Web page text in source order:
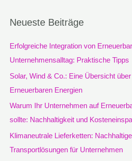
h
e
n
Neueste Beiträge
Erfolgreiche Integration von
Unternehmensalltag: Praktische Tipps
Solar, Wind & Co.: Eine Übersicht
Erneuerbaren Energien
Warum Ihr Unternehmen auf
sollte: Nachhaltigkeit und
Klimaneutrale Lieferketten:
Transportlösungen für Unternehmen